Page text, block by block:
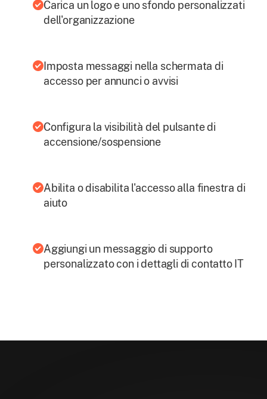
Carica un logo e uno sfondo personalizzati
dell'organizzazione
Imposta messaggi nella schermata di
accesso per annunci o avvisi
Configura la visibilità del pulsante di
accensione/sospensione
Abilita o disabilita l'accesso alla finestra di
aiuto
Aggiungi un messaggio di supporto
personalizzato con i dettagli di contatto IT